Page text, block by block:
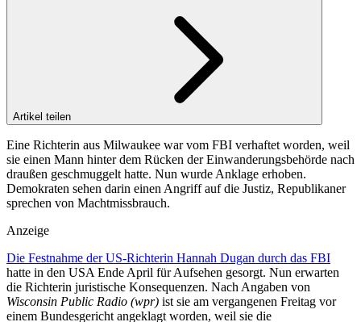
Artikel teilen
Eine Richterin aus Milwaukee war vom FBI verhaftet worden, weil
sie einen Mann hinter dem Rücken der Einwanderungsbehörde nach
draußen geschmuggelt hatte. Nun wurde Anklage erhoben.
Demokraten sehen darin einen Angriff auf die Justiz, Republikaner
sprechen von Machtmissbrauch.
Anzeige
Die Festnahme der US-Richterin Hannah Dugan durch das FBI
hatte in den USA Ende April für Aufsehen gesorgt. Nun erwarten
die Richterin juristische Konsequenzen. Nach Angaben von
Wisconsin Public Radio (wpr) ist sie am vergangenen Freitag vor
einem Bundesgericht angeklagt worden, weil sie die